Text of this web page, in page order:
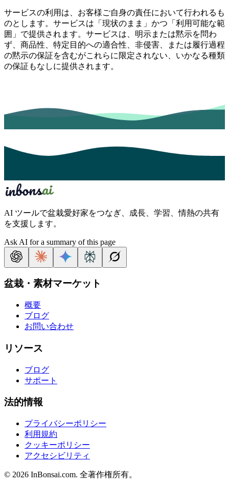
サービスの利用は、お客様ご自身の責任において行われるも
のとします。サービスは「現状のまま」かつ「利用可能な範
囲」で提供されます。サービスは、明示または黙示を問わ
ず、商品性、特定目的への適合性、非侵害、または履行過程
の黙示の保証を含むがこれらに限定されない、いかなる種類
の保証もなしに提供されます。
AI ツールで盆栽愛好家をつなぎ、成長、学習、情熱の共有
を支援します。
Ask AI for a summary of this page
盆栽・素材マーケット
概要
ブログ
お問い合わせ
リソース
ブログ
サポート
法的情報
プライバシーポリシー
利用規約
クッキーポリシー
アクセシビリティ
© 2026 InBonsai.com. 全著作権所有。